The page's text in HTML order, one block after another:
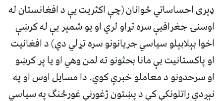
ډېری احساساتي ځوانان (چې اکثریت یې د افغانستان له
اوسنۍ جغرافیې سره تړاو لري او یو شمېر یې له کرښې
اخوا بېلابېلو سیاسي جریانونو سره تړلي دي) د افغانیت
او پاکستانیت بې مانا بحثونو ته لمن وهي او یا پر کرښو
او سرحدونو د معاملو خبرې کوي. دا مسایل اوس او په
نېږدې راتلونکې کې د پښتون ژغورنې غورځنګ په سیاسي